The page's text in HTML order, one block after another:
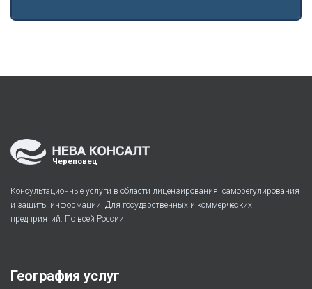
Череповец
Консультационные услуги в области лицензирования, саморегулирования
и защиты информации. Для государственных и коммерческих
предприятий. По всей России.
География услуг